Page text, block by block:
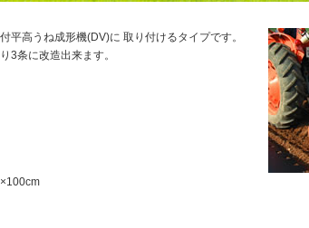
平高うね成形機(DV)に 取り付けるタイプです。
3条に改造出来ます。